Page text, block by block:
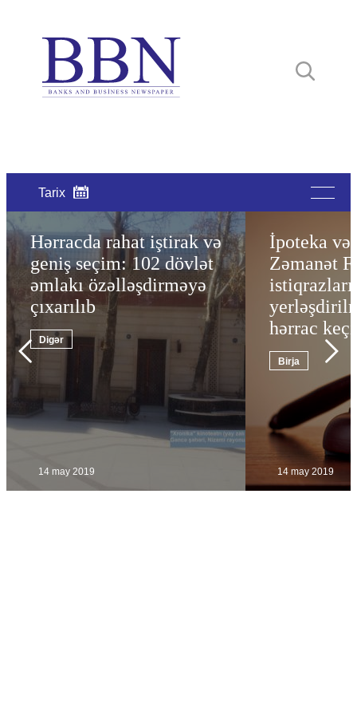
Tarix
Hərracda rahat iştirak və
geniş seçim: 102 dövlət
əmlakı özəlləşdirməyə
çıxarılıb
Digər
14 may 2019
Sığorta
sığortaçı
verilən
vasitəçiləri
məlumat
Digər
14 may 2019
İpoteka
Zəmanət
hərrac
Birja
14 may 2019